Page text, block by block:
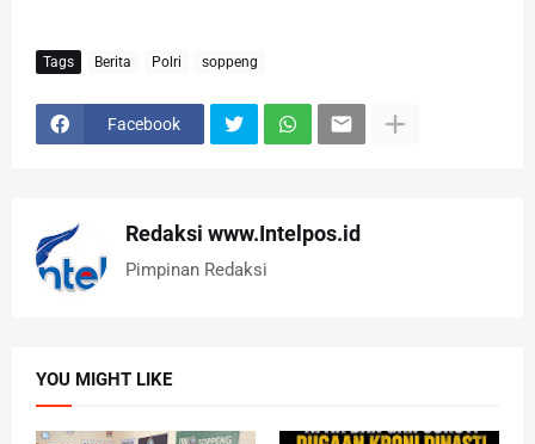
Tags Berita Polri soppeng
Facebook
Redaksi www.Intelpos.id
Pimpinan Redaksi
YOU MIGHT LIKE